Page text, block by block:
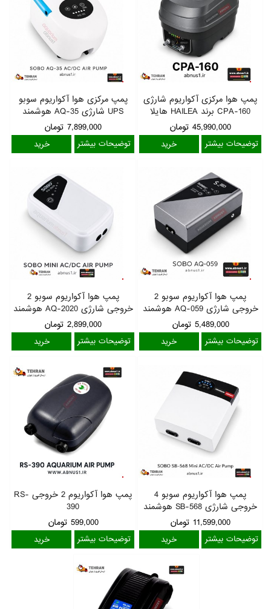
پمپ هوا مرکزی آکواریوم شارژی
CPA-160 برند HAILEA هایلا
45,990,000تومان
توضیحات بیشتر
پمپ مرکزی هوا آکواریوم سوبو
UPS شارژی AQ-35 هوشمند
7,899,000 تومان
توضیحات بیشتر
پمپ هوا آکواریوم سوبو 2
خروجی شارژی AQ-059 هوشمند
5,489,000 تومان
توضیحات بیشتر
پمپ هوا آکواریوم سوبو 2
خروجی شارژی AQ-2020 هوشمند
2,899,000 تومان
توضیحات بیشتر
پمپ هوا آکواریوم سوبو 4
خروجی شارژی SB-568 هوشمند
11,599,000تومان
توضیحات بیشتر
پمپ هوا آکواریوم 2 خروجی RS-
390
599,000 تومان
توضیحات بیشتر